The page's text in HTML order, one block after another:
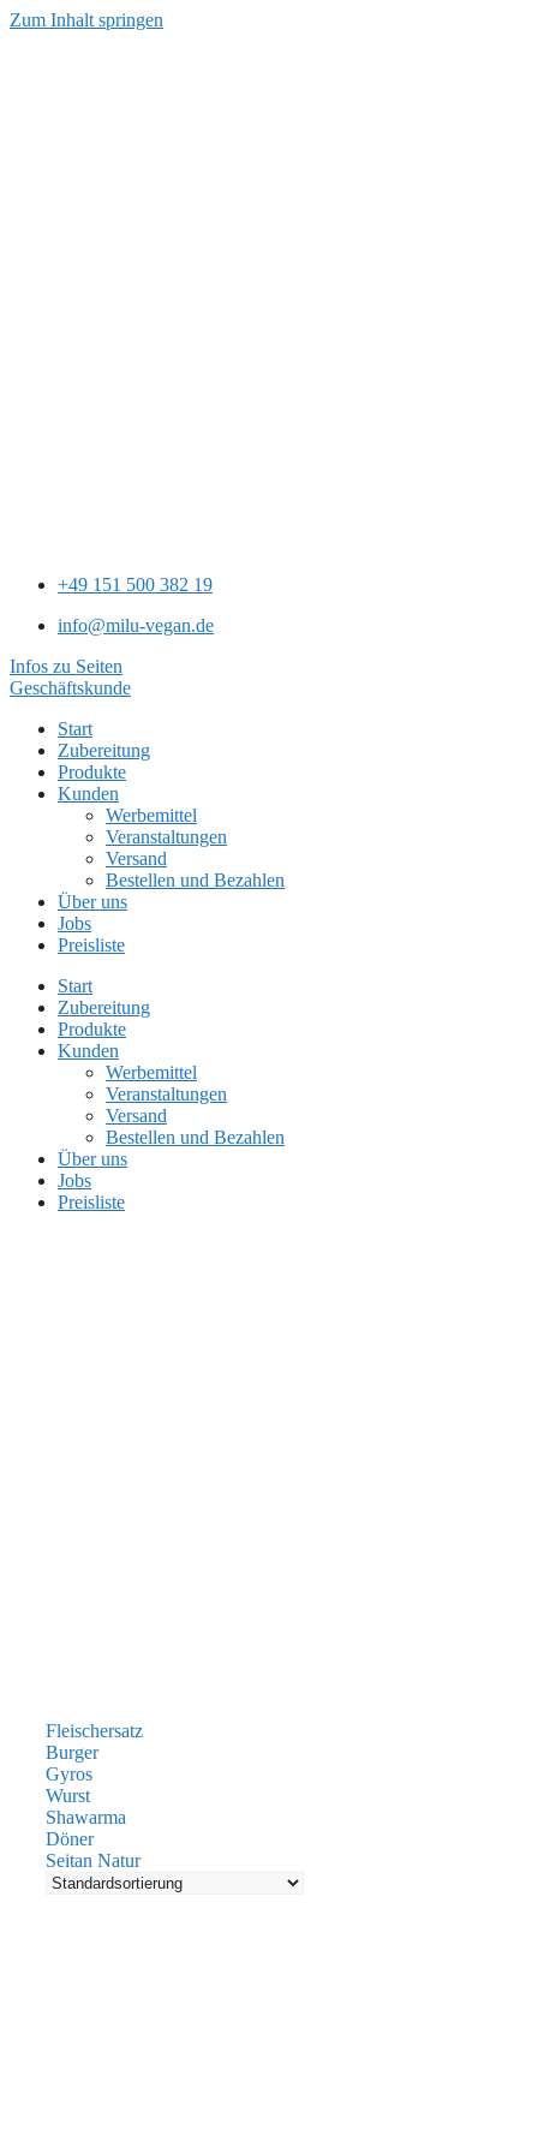
Zum Inhalt springen
+49 151 500 382 19
info@milu-vegan.de
Infos zu Seiten
Geschäftskunde
Start
Zubereitung
Produkte
Kunden
Werbemittel
Veranstaltungen
Versand
Bestellen und Bezahlen
Über uns
Jobs
Preisliste
Start
Zubereitung
Produkte
Kunden
Werbemittel
Veranstaltungen
Versand
Bestellen und Bezahlen
Über uns
Jobs
Preisliste
Fleischersatz
Burger
Gyros
Wurst
Shawarma
Döner
Seitan Natur